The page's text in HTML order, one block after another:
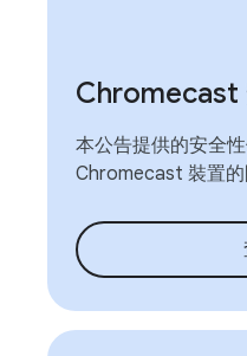
Chromecast
本公告提供的安全
Chromecast 裝置的